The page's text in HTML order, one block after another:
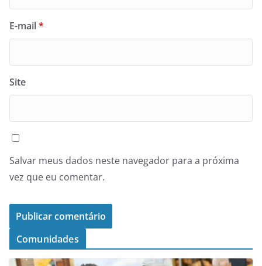
E-mail*
Site
Salvar meus dados neste navegador para a próxima
vez que eu comentar.
Comunidades